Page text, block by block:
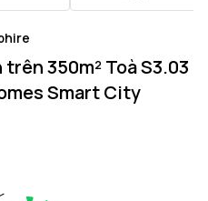
350m² Toà S3.03
Smart City